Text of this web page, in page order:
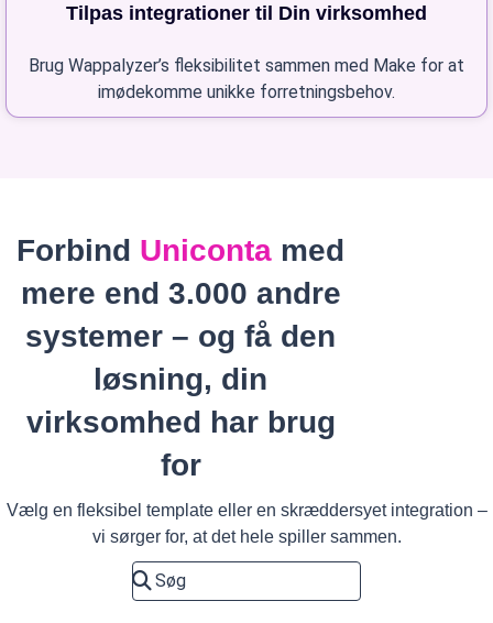
Tilpas integrationer til Din virksomhed
Brug Wappalyzer’s fleksibilitet sammen med Make for at
imødekomme unikke forretningsbehov.
Forbind Uniconta med
mere end 3.000 andre
systemer – og få den
løsning, din
virksomhed har brug
for
Vælg en fleksibel template eller en skræddersyet integration –
vi sørger for, at det hele spiller sammen.